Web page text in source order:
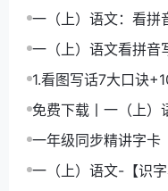
学生打造的笔顺练习
一（上）语文：看拼
一（上）语文看拼
学语文拼音学习的必
1.看图写话7大口诀
免费下载丨一（上）
学语文成绩飞跃
一年级同步精讲字
一（上）语文-【识